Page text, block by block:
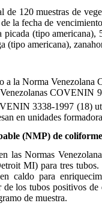
120 muestras de
la fecha de
picada (tipo
(tipo americana),
a la Norma
COVENIN
3338-1997 (18)
en unidades
(NMP) de
las Normas
MI) para tres
caldo para
de los tubos positivos
de muestra.